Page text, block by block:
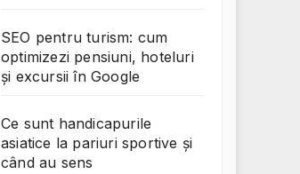
SEO pentru turism: cum
optimizezi pensiuni, hoteluri
și excursii în Google
Ce sunt handicapurile
asiatice la pariuri sportive și
când au sens